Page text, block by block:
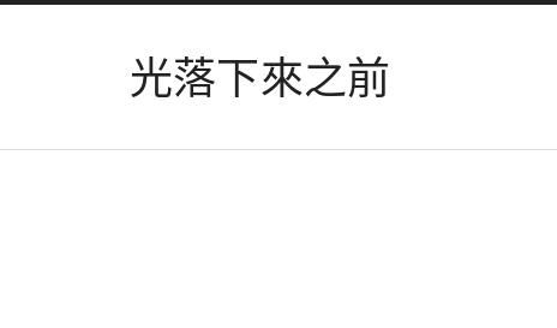
光落下來之前